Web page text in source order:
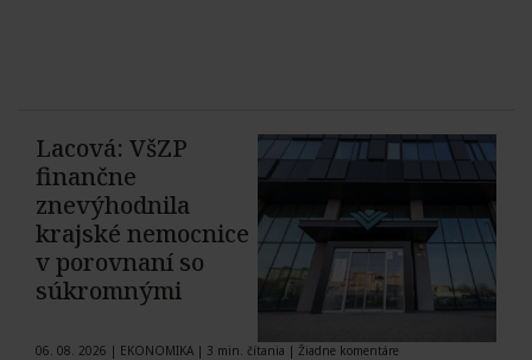
Lacová: VšZP
finančne
znevýhodnila
krajské nemocnice
v porovnaní so
súkromnými
06. 08. 2026 | EKONOMIKA | 3 min. čítania | Žiadne komentáre